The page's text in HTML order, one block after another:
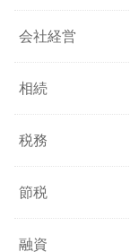
会社経営
相続
税務
節税
融資